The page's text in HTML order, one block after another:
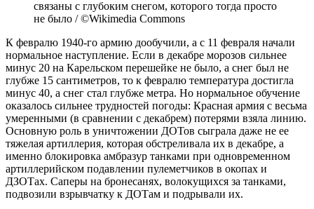
связаны с глубоким снегом, которого тогда просто
не было / ©Wikimedia Commons
К февралю 1940-го армию дообучили, а с 11 февраля начали
нормальное наступление. Если в декабре морозов сильнее
минус 20 на Карельском перешейке не было, а снег был не
глубже 15 сантиметров, то к февралю температура достигла
минус 40, а снег стал глубже метра. Но нормальное обучение
оказалось сильнее трудностей погоды: Красная армия с весьма
умеренными (в сравнении с декабрем) потерями взяла линию.
Основную роль в уничтожении ДОТов сыграла даже не ее
тяжелая артиллерия, которая обстреливала их в декабре, а
именно блокировка амбразур танками при одновременном
артиллерийском подавлении пулеметчиков в окопах и
ДЗОТах. Саперы на бронесанях, волокущихся за танками,
подвозили взрывчатку к ДОТам и подрывали их.